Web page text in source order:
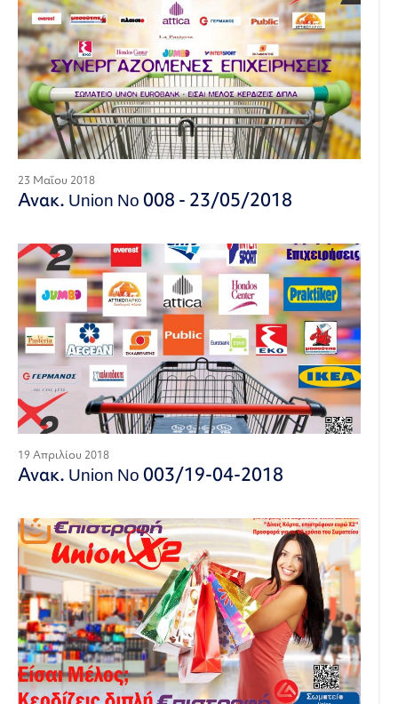
23 Μαΐου 2018
Ανακ. Union No 008 - 23/05/2018
19 Απριλίου 2018
Ανακ. Union No 003/19-04-2018